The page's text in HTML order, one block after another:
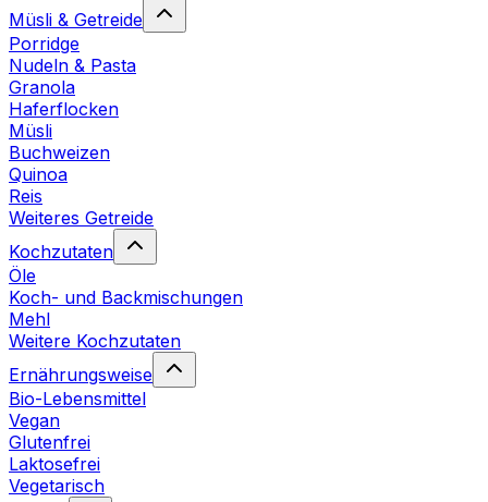
Müsli & Getreide
Porridge
Nudeln & Pasta
Granola
Haferflocken
Müsli
Buchweizen
Quinoa
Reis
Weiteres Getreide
Kochzutaten
Öle
Koch- und Backmischungen
Mehl
Weitere Kochzutaten
Ernährungsweise
Bio-Lebensmittel
Vegan
Glutenfrei
Laktosefrei
Vegetarisch